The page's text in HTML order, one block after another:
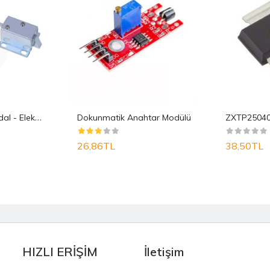
S
elenoid Kilit Mandal - Elektrik Kontrollü Mini K.. Dokunmatik Anahtar Modülü
26,86TL 38,50TL
HIZLI ERİŞİM İletişim